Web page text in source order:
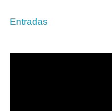
Entradas